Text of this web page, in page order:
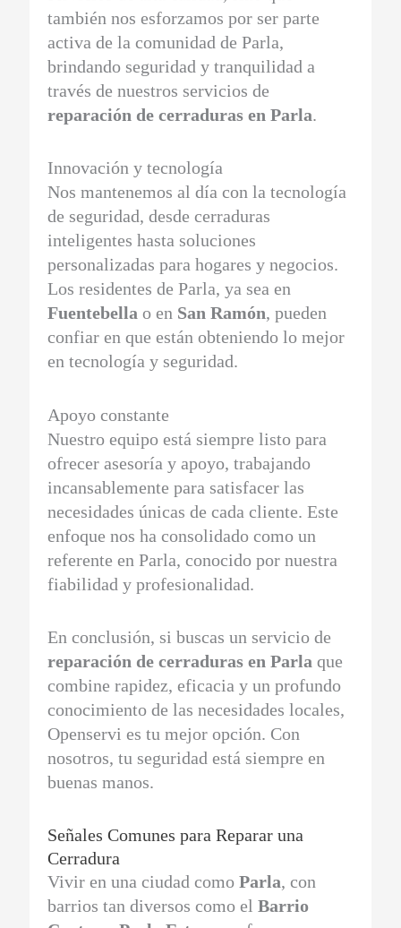
también nos esforzamos por ser parte
activa de la comunidad de Parla,
brindando seguridad y tranquilidad a
través de nuestros servicios de
reparación de cerraduras en Parla.
Innovación y tecnología
Nos mantenemos al día con la tecnología
de seguridad, desde cerraduras
inteligentes hasta soluciones
personalizadas para hogares y negocios.
Los residentes de Parla, ya sea en
Fuentebella o en San Ramón, pueden
confiar en que están obteniendo lo mejor
en tecnología y seguridad.
Apoyo constante
Nuestro equipo está siempre listo para
ofrecer asesoría y apoyo, trabajando
incansablemente para satisfacer las
necesidades únicas de cada cliente. Este
enfoque nos ha consolidado como un
referente en Parla, conocido por nuestra
fiabilidad y profesionalidad.
En conclusión, si buscas un servicio de
reparación de cerraduras en Parla que
combine rapidez, eficacia y un profundo
conocimiento de las necesidades locales,
Openservi es tu mejor opción. Con
nosotros, tu seguridad está siempre en
buenas manos.
Señales Comunes para Reparar una
Cerradura
Vivir en una ciudad comoParla, con
barrios tan diversos como elBarrio